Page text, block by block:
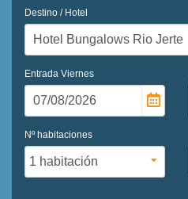
Destino / Hotel
Entrada Viernes
Nº habitaciones